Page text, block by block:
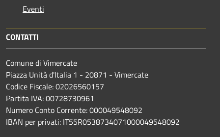
Eventi
CONTATTI
Comune di Vimercate
Piazza Unità d'Italia 1 - 20871 - Vimercate
Codice Fiscale: 02026560157
Partita IVA: 00728730961
Numero Conto Corrente: 000049548092
IBAN per privati: IT55R0538734071000049548092